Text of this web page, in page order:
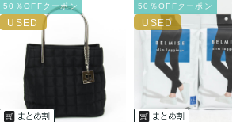
50％OFFクーポン 50％OFFクーポン